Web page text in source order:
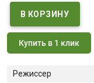
Купить в 1 клик
Режиссер